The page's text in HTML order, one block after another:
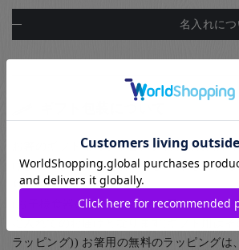
名入れに
お箸のギフト用のラッピングとして紙箱と
けます。また、ご家族用として5膳まで入
ります。
(お子様食器に関してはギフト用・ご自宅用
ラッピング)) お箸用の無料のラッピングは